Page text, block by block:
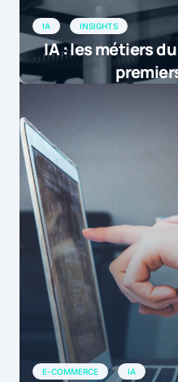
IA INSIGHTS
IA : les métiers
E-COMMERCE IA